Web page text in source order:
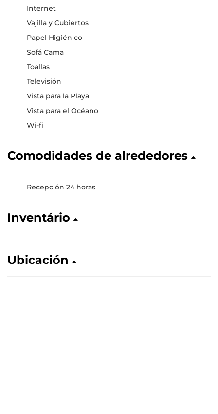
Internet
Vajilla y Cubiertos
Papel Higiénico
Sofá Cama
Toallas
Televisión
Vista para la Playa
Vista para el Océano
Wi-fi
Comodidades de alrededores
Recepción 24 horas
Inventário
Ubicación